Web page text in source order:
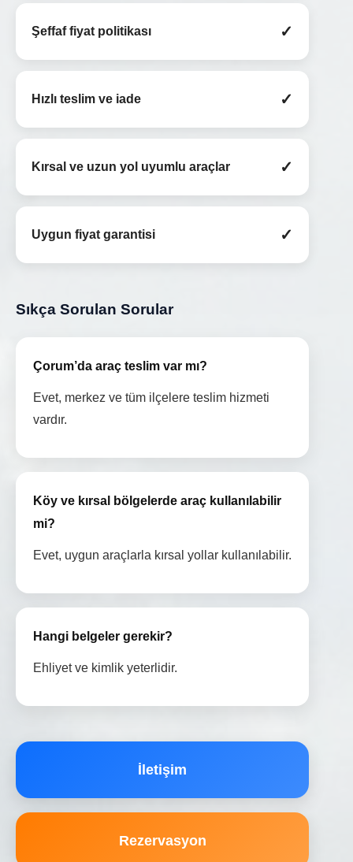
Şeffaf fiyat politikası ✓
Hızlı teslim ve iade ✓
Kırsal ve uzun yol uyumlu araçlar ✓
Uygun fiyat garantisi ✓
Sıkça Sorulan Sorular
Çorum’da araç teslim var mı?
Evet, merkez ve tüm ilçelere teslim hizmeti
vardır.
Köy ve kırsal bölgelerde araç kullanılabilir
mi?
Evet, uygun araçlarla kırsal yollar kullanılabilir.
Hangi belgeler gerekir?
Ehliyet ve kimlik yeterlidir.
İletişim
Rezervasyon